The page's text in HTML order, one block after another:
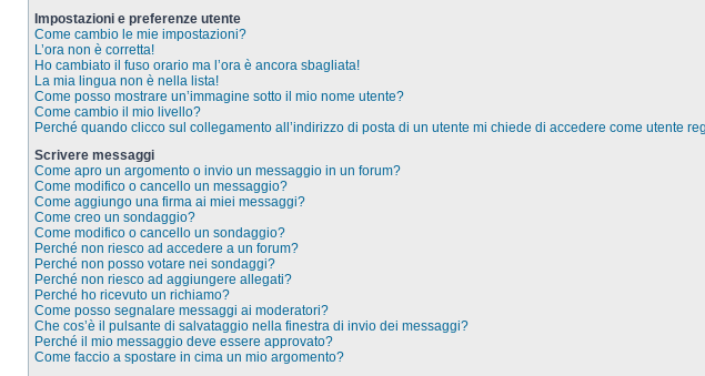
Impostazioni e preferenze utente
Come cambio le mie impostazioni?
L’ora non è corretta!
Ho cambiato il fuso orario ma l’ora è ancora sbagliata!
La mia lingua non è nella lista!
Come posso mostrare un’immagine sotto il mio nome utente?
Come cambio il mio livello?
Perché quando clicco sul collegamento all’indirizzo di posta di un utente mi chiede di accedere come utente
Scrivere messaggi
Come apro un argomento o invio un messaggio in un forum?
Come modifico o cancello un messaggio?
Come aggiungo una firma ai miei messaggi?
Come creo un sondaggio?
Come modifico o cancello un sondaggio?
Perché non riesco ad accedere a un forum?
Perché non posso votare nei sondaggi?
Perché non riesco ad aggiungere allegati?
Perché ho ricevuto un richiamo?
Come posso segnalare messaggi ai moderatori?
Che cos’è il pulsante di salvataggio nella finestra di invio dei messaggi?
Perché il mio messaggio deve essere approvato?
Come faccio a spostare in cima un mio argomento?